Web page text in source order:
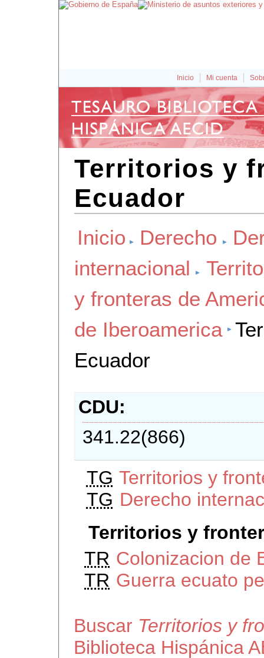
Inicio Mi cuenta
Territorios y
Ecuador
Inicio Derecho
internacional
y fronteras de
de Iberoamerica
Ecuador
CDU
341.22(866)
TG Territorios y
TG Derecho
Territorios y
TR Colonizacion de
TR Guerra ecuato
Buscar Territorios y
Biblioteca Hispánica